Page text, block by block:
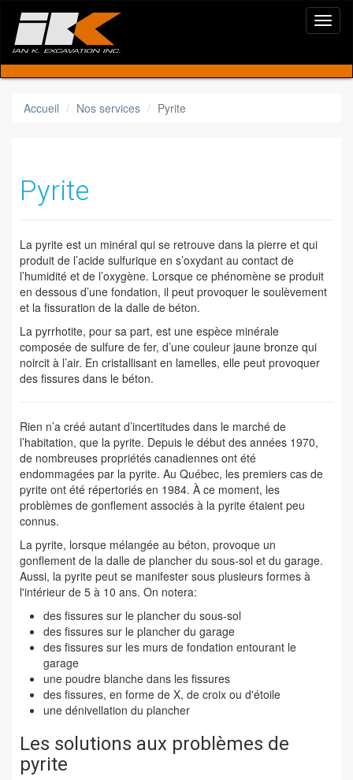
Accueil Nos services Pyrite
Pyrite
La pyrite est un minéral qui se retrouve dans la pierre et qui
produit de l’acide sulfurique en s’oxydant au contact de
l’humidité et de l’oxygène. Lorsque ce phénomène se produit
en dessous d’une fondation, il peut provoquer le soulèvement
et la fissuration de la dalle de béton.
La pyrrhotite, pour sa part, est une espèce minérale
composée de sulfure de fer, d’une couleur jaune bronze qui
noircit à l’air. En cristallisant en lamelles, elle peut provoquer
des fissures dans le béton.
Rien n’a créé autant d’incertitudes dans le marché de
l’habitation, que la pyrite. Depuis le début des années 1970,
de nombreuses propriétés canadiennes ont été
endommagées par la pyrite. Au Québec, les premiers cas de
pyrite ont été répertoriés en 1984. À ce moment, les
problèmes de gonflement associés à la pyrite étaient peu
connus.
La pyrite, lorsque mélangée au béton, provoque un
gonflement de la dalle de plancher du sous-sol et du garage.
Aussi, la pyrite peut se manifester sous plusieurs formes à
l'intérieur de 5 à 10 ans. On notera:
des fissures sur le plancher du sous-sol
des fissures sur le plancher du garage
des fissures sur les murs de fondation entourant le
garage
une poudre blanche dans les fissures
des fissures, en forme de X, de croix ou d'étoile
une dénivellation du plancher
Les solutions aux problèmes de
pyrite